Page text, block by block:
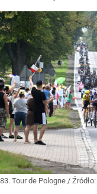
83. Tour de Pologne / Źródło: